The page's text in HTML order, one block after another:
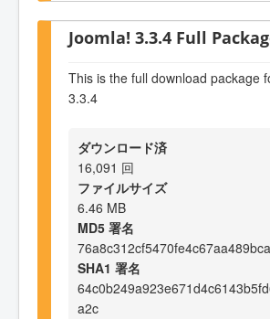
Joomla! 3.3.4 Full
This is the full download package
3.3.4
ダウンロード済
16,091 回
ファイルサイズ
6.46 MB
MD5 署名
SHA1 署名
a2c